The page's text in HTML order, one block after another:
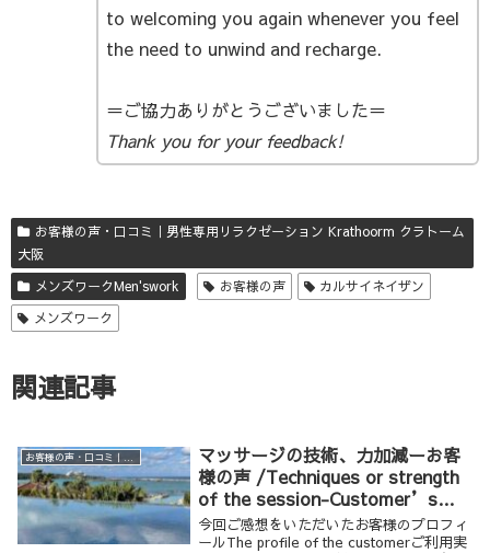
to welcoming you again whenever you feel
the need to unwind and recharge.
＝ご協力ありがとうございました＝
Thank you for your feedback!
お客様の声・口コミ｜男性専用リラクゼーション Krathoorm クラトーム
大阪
メンズワークMen'swork
お客様の声
カルサイネイザン
メンズワーク
関連記事
マッサージの技術、力加減ーお客
様の声 /Techniques or strength
of the session-Customer’s
Feedback
今回ご感想をいただいたお客様のプロフィ
ールThe profile of the customerご利用実